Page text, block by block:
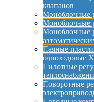
клапанов
Моноблочные
Моноблочные
Моноблочные
Паяные
одноходовые
Пилотные
Поворотные